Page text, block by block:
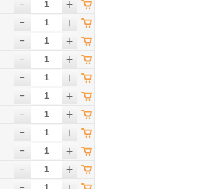
+
- +
- +
- +
- +
- +
- +
- +
- +
- +